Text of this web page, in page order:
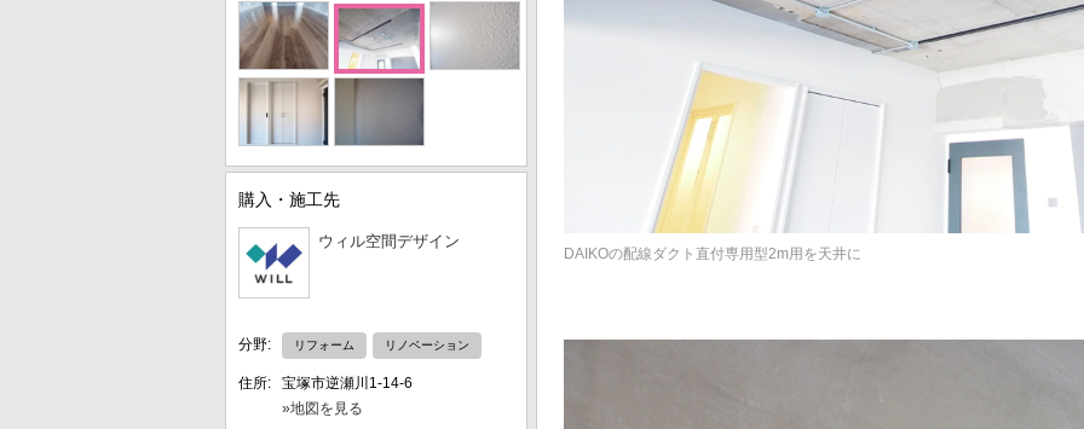
購入・施工先
ウィル空間デザイン
分野: リフォーム リノベーション
住所:
宝塚市逆瀬川1-14-6
»地図を見る
DAIKOの配線ダクト直付専用型2m用を天井に